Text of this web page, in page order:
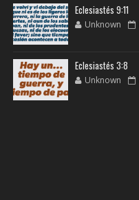
Eclesiastés 9:11
Unknown
Eclesiastés 3:8
Unknown